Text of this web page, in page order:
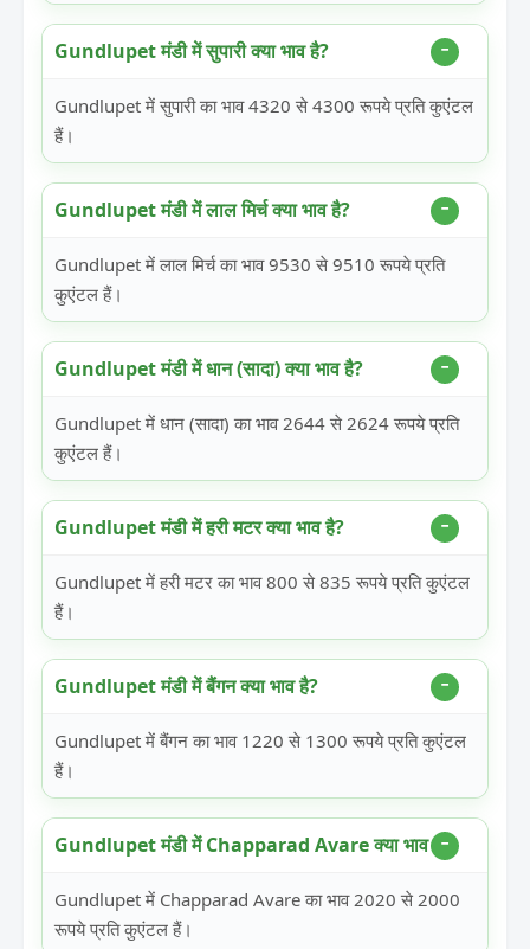
Gundlupet मंडी में सुपारी क्या भाव है?
Gundlupet में सुपारी का भाव 4320 से 4300 रूपये प्रति कुएंटल
हैं।
Gundlupet मंडी में लाल मिर्च क्या भाव है?
Gundlupet में लाल मिर्च का भाव 9530 से 9510 रूपये प्रति
कुएंटल हैं।
Gundlupet मंडी में धान (सादा) क्या भाव है?
Gundlupet में धान (सादा) का भाव 2644 से 2624 रूपये प्रति
कुएंटल हैं।
Gundlupet मंडी में हरी मटर क्या भाव है?
Gundlupet में हरी मटर का भाव 800 से 835 रूपये प्रति कुएंटल
हैं।
Gundlupet मंडी में बैंगन क्या भाव है?
Gundlupet में बैंगन का भाव 1220 से 1300 रूपये प्रति कुएंटल
हैं।
Gundlupet मंडी में Chapparad Avare क्या भाव है?
Gundlupet में Chapparad Avare का भाव 2020 से 2000
रूपये प्रति कुएंटल हैं।